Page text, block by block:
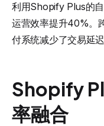
利用Shopify Plus的
运营效率提升40%。
付系统减少了交易延
Shopify
率融合